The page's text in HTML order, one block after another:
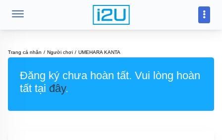
Trang cá nhân Người chơi UMEHARA KANTA
Đăng ký chưa hoàn tất. Vui lòng hoàn
tất tại đây.